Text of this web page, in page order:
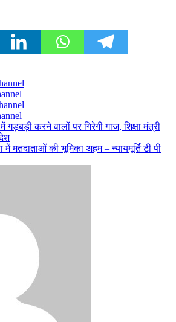
में गड़बड़ी करने वालों पर गिरेगी गाज, शिक्षा मंत्री
मतदाताओं की भूमिका अहम – न्यायमूर्ति टी पी